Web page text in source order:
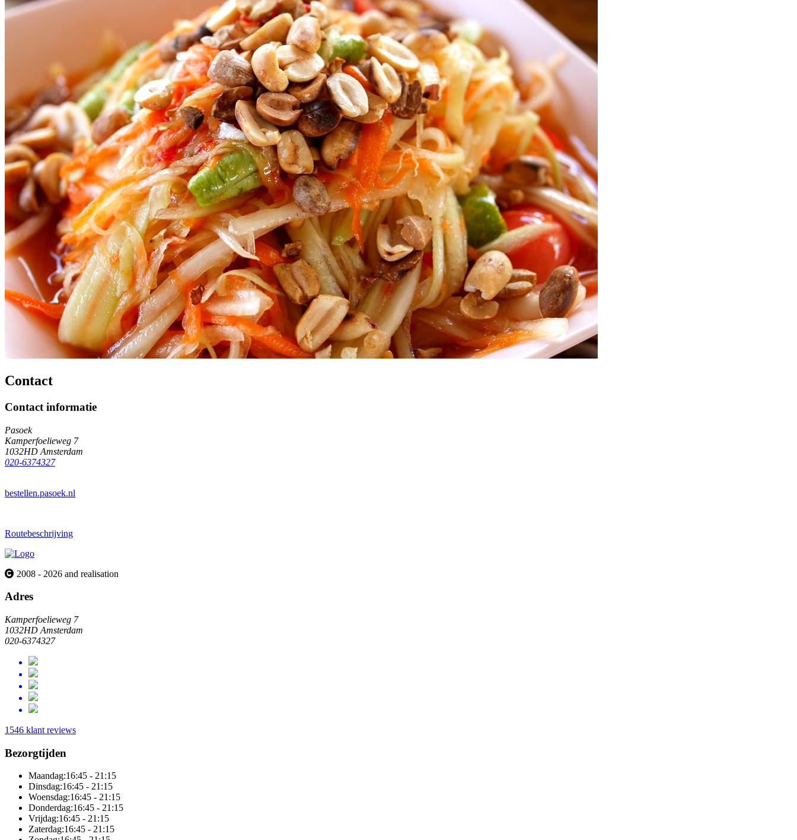
Contact
Contact informatie
Pasoek
Kamperfoelieweg 7
1032HD Amsterdam
020-6374327
bestellen.pasoek.nl
Routebeschrijving
2008 - 2026 and realisation
Adres
Kamperfoelieweg 7
1032HD Amsterdam
020-6374327
1546 klant reviews
Bezorgtijden
Maandag:16:45 - 21:15
Dinsdag:16:45 - 21:15
Woensdag:16:45 - 21:15
Donderdag:16:45 - 21:15
Vrijdag:16:45 - 21:15
Zaterdag:16:45 - 21:15